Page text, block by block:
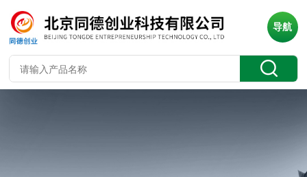
导航